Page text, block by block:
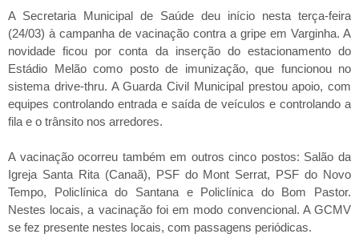
A Secretaria Municipal de Saúde deu início nesta terça-feira
(24/03) à campanha de vacinação contra a gripe em Varginha. A
novidade ficou por conta da inserção do estacionamento do
Estádio Melão como posto de imunização, que funcionou no
sistema drive-thru. A Guarda Civil Municipal prestou apoio, com
equipes controlando entrada e saída de veículos e controlando a
fila e o trânsito nos arredores.
A vacinação ocorreu também em outros cinco postos: Salão da
Igreja Santa Rita (Canaã), PSF do Mont Serrat, PSF do Novo
Tempo, Policlínica do Santana e Policlínica do Bom Pastor.
Nestes locais, a vacinação foi em modo convencional. A GCMV
se fez presente nestes locais, com passagens periódicas.